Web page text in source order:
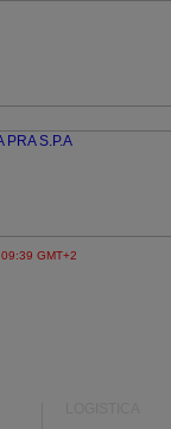
09:39 GMT+2